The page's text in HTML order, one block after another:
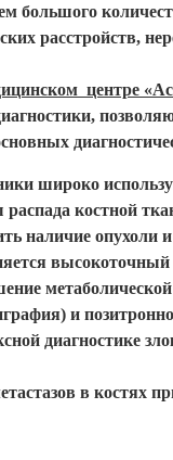
большого
расстройств,
центре
широко
костной
наличие опухоли
и
диагностике
в костях